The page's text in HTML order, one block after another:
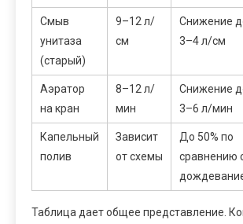
Смыв
унитаза
(старый)
9–12 л/
см
Снижение
3–4 л/см
Аэратор
на кран
8–12 л/
мин
Снижение
3–6 л/мин
Капельный
полив
Зависит
от схемы
До 50% по
сравнению
Таблица дает общее представление.